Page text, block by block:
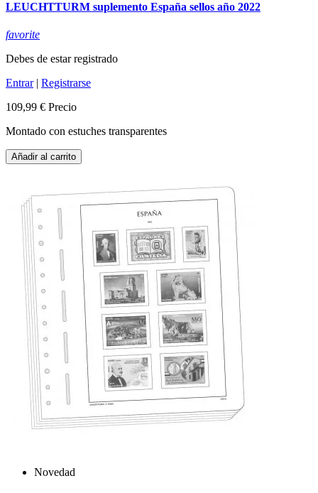
LEUCHTTURM suplemento España sellos año 2022
favorite
Debes de estar registrado
Entrar| Registrarse
109,99 € Precio
Montado con estuches transparentes
Añadir al carrito
Novedad